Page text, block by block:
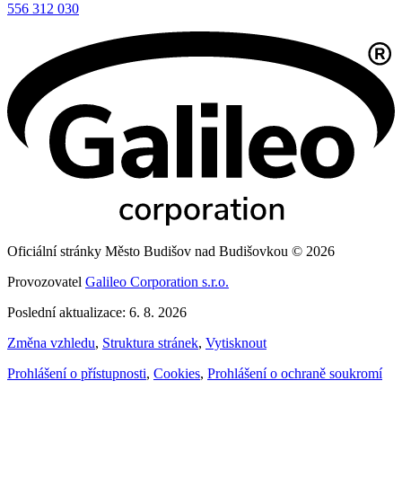
556 312 030
Oficiální stránky Město Budišov nad Budišovkou © 2026
Provozovatel Galileo Corporation s.r.o.
Poslední aktualizace: 6. 8. 2026
Změna vzhledu, Struktura stránek, Vytisknout
Prohlášení o přístupnosti, Cookies, Prohlášení o ochraně soukromí